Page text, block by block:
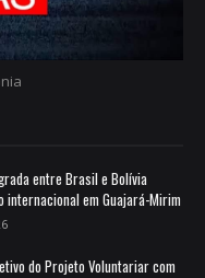
entre Brasil e Bolívia
em Guajará-Mirim
do Projeto Voluntariar com